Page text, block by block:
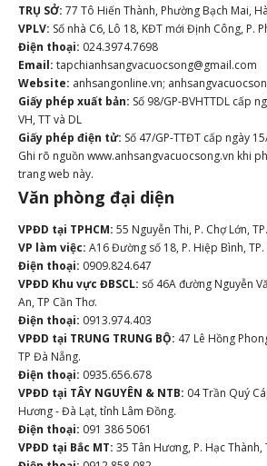
TRỤ SỞ: 77 Tô Hiến Thành, Phường Bạch Mai,
VPLV: Số nhà C6, Lô 18, KĐT mới Định Công, P.
Điện thoại: 024.3974.7698
Email: tapchianhsangvacuocsong@gmail.com
Website: anhsangonline.vn;
Giấy phép xuất bản: Số 98/GP-BVHTTDL cấp
VH, TT và DL
Giấy phép điện tử: Số 47/GP-TTĐT cấp ngày
Ghi rõ nguồn www.anhsangvacuocsong.vn khi
trang web này.
Văn phòng đại diện
VPĐD tại TPHCM: 55 Nguyễn Thi, P. Chợ Lớn,
VP làm việc: A16 Đường số 18, P. Hiệp Bình, TP.
Điện thoại: 0909.824.647
VPĐD Khu vực ĐBSCL: số 46A đường Nguyễn
An, TP Cần Thơ.
Điện thoại: 0913.974.403
VPĐD tại TRUNG TRUNG BỘ: 47 Lê Hồng
TP Đà Nẵng.
Điện thoại: 0935.656.678
VPĐD tại TÂY NGUYÊN & NTB: 04 Trần Quý
Hương - Đà Lạt, tỉnh Lâm Đồng.
Điện thoại: 091 386 5061
VPĐD tại Bắc MT: 35 Tân Hương, P. Hạc Thành,